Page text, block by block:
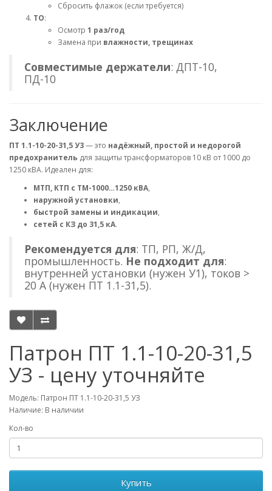
Сбросить флажок (если требуется)
ТО:
Осмотр 1 раз/год
Замена при влажности, трещинах
Совместимые держатели: ДПТ-10,
ПД-10
Заключение
ПТ 1.1-10-20-31,5 У3— это надёжный, простой и недорогой
предохранитель для защиты трансформаторов 10 кВ от 1000 до
1250 кВА. Идеален для:
МТП, КТП с ТМ-1000…1250 кВА,
наружной установки,
быстрой замены и индикации,
сетей с КЗ до 31,5 кА.
Рекомендуется для: ТП, РП, Ж/Д,
промышленность. Не подходит для:
внутренней установки (нужен У1), токов >
20 А (нужен ПТ 1.1-31,5).
Патрон ПТ 1.1-10-20-31,5
УЗ - цену уточняйте
Модель: Патрон ПТ 1.1-10-20-31,5 УЗ
Наличие: В наличии
Кол-во
Купить